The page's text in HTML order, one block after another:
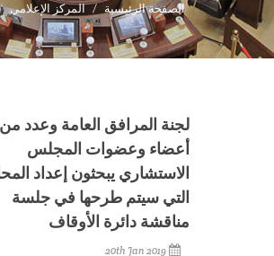
الصفحة الرئيسية المركز الإعلامي
لجنة المرافق العامة وعدد من
أعضاء وعضوات المجلس
الاستشاري يبحثون إعداد
التي سيتم طرحها في جلسة
مناقشة دائرة الأوقاف
20th Jan 2019